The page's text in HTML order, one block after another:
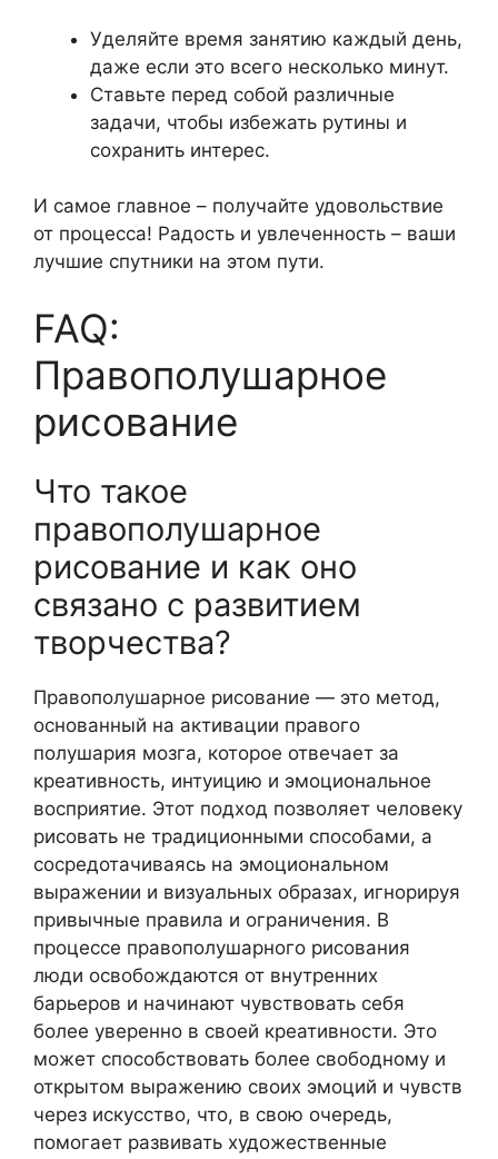
Уделяйте время занятию каждый день,
даже если это всего несколько минут.
Ставьте перед собой различные
задачи, чтобы избежать рутины и
сохранить интерес.
И самое главное – получайте удовольствие
от процесса! Радость и увлеченность – ваши
лучшие спутники на этом пути.
FAQ:
Правополушарное
рисование
Что такое
правополушарное
рисование и как оно
связано с развитием
творчества?
Правополушарное рисование — это метод,
основанный на активации правого
полушария мозга, которое отвечает за
креативность, интуицию и эмоциональное
восприятие. Этот подход позволяет человеку
рисовать не традиционными способами, а
сосредотачиваясь на эмоциональном
выражении и визуальных образах, игнорируя
привычные правила и ограничения. В
процессе правополушарного рисования
люди освобождаются от внутренних
барьеров и начинают чувствовать себя
более уверенно в своей креативности. Это
может способствовать более свободному и
открытом выражению своих эмоций и чувств
через искусство, что, в свою очередь,
помогает развивать художественные